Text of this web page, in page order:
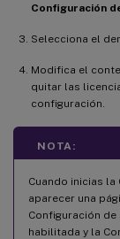
Configuración
Selecciona el
Modifica el
quitar las
configuración.
NOTA:
Cuando inicias
aparecer una
Configuración
habilitada y la